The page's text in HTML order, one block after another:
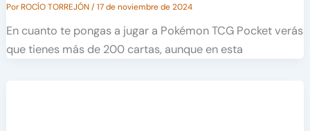
PorROCÍO TORREJÓN/17 de noviembre de 2024
En cuanto te pongas a jugar a Pokémon TCG Pocket verás
que tienes más de 200 cartas, aunque en esta